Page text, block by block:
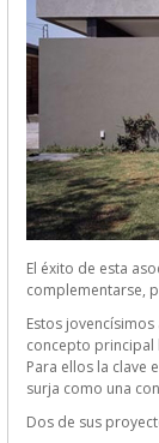
El éxito de esta
complementarse,
Estos
concepto principal
Para ellos la clave
surja como una
Dos de sus